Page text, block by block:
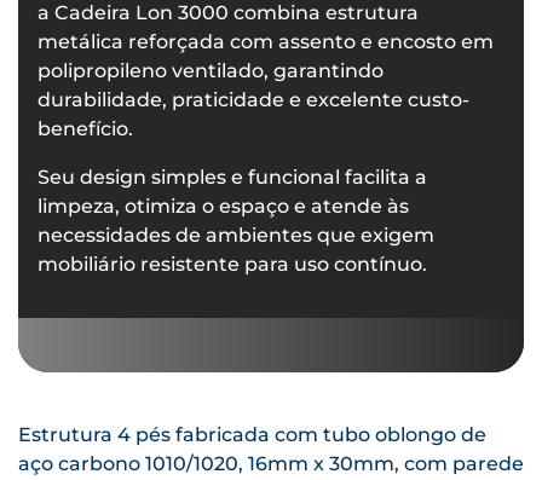
a Cadeira Lon 3000 combina estrutura
metálica reforçada com assento e encosto em
polipropileno ventilado, garantindo
durabilidade, praticidade e excelente custo-
benefício.
Seu design simples e funcional facilita a
limpeza, otimiza o espaço e atende às
necessidades de ambientes que exigem
mobiliário resistente para uso contínuo.
Estrutura 4 pés fabricada com tubo oblongo de
aço carbono 1010/1020, 16mm x 30mm, com parede